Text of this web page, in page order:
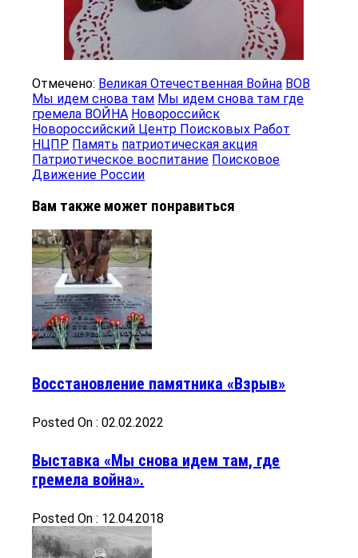
Отмечено: Великая Отечественная Война ВОВ
Мы идем снова там Мы идем снова там где
гремела ВОЙНА Новороссийск
Новороссийский Центр Поисковых Работ
НЦПР Память патриотическая акция
Патриотическое воспитание Поисковое
Движение России
Вам также может понравиться
Восстановление памятника «Взрыв»
Posted On : 02.02.2022
Выставка «Мы снова идем там, где
гремела война».
Posted On : 12.04.2018